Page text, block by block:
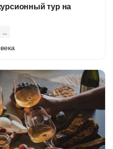
тур на